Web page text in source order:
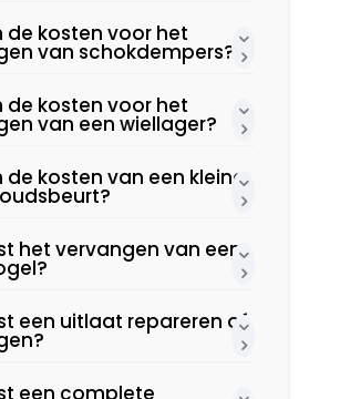
de kosten voor het
van schokdempers?
de kosten voor het
van een wiellager?
de kosten van een kleine
het vervangen van een
een uitlaat repareren of